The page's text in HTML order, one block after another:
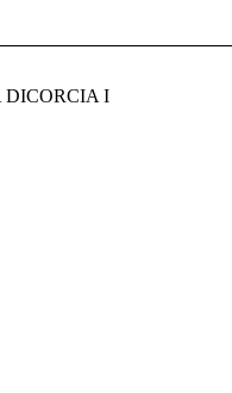
DICORCIA I